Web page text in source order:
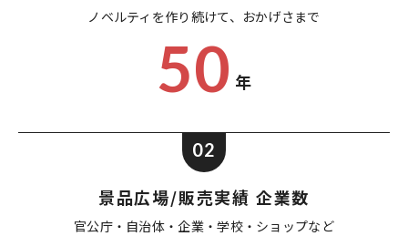
ノベルティを作り続けて、 おかげさまで
50 年
02
景品広場/販売実績 企業数
官公庁・自治体・企業・学校・ショップなど